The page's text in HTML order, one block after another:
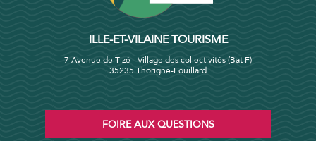
ILLE-ET-VILAINE TOURISME
7 Avenue de Tizé - Village des collectivités (Bat F)
35235 Thorigné-Fouillard
FOIRE AUX QUESTIONS